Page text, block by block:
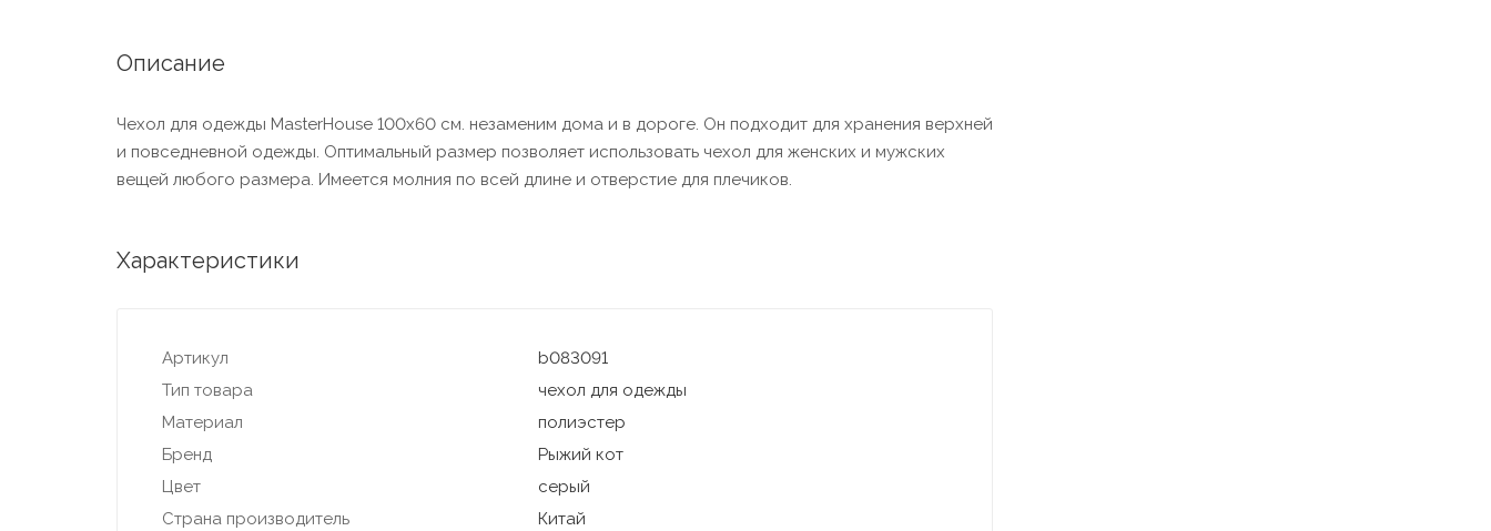
Описание
Чехол для одежды MasterHouse 100х60 см. незаменим дома и в дороге. Он подходит для хранения верхней
и повседневной одежды. Оптимальный размер позволяет использовать чехол для женских и мужских
вещей любого размера. Имеется молния по всей длине и отверстие для плечиков.
Характеристики
Артикул
b083091
Тип товара
чехол для одежды
Материал
полиэстер
Бренд
Рыжий кот
Цвет
серый
Страна производитель
Китай